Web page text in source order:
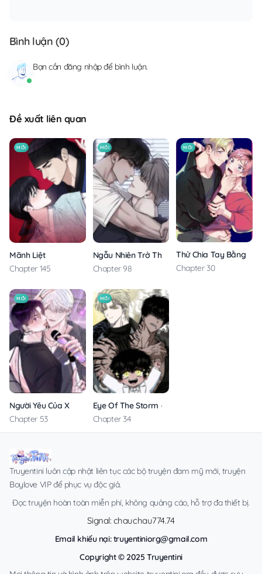
Bình luận (0)
Bạn cần đăng nhậpđể bình luận.
Đề xuất liên quan
MỚI
Mãnh Liệt
Chapter 145
MỚI
Ngẫu Nhiên Trở Thành Vận Mệnh
Chapter 98
MỚI
Thử Chia Tay Bằng
Chapter 30
MỚI
Người Yêu Của X
Chapter 53
MỚI
Eye Of The Storm – Không Che
Chapter 34
Truyentini luôn cập nhật liên tục các bộ truyện đam mỹ mới, truyện
Boylove VIP để phục vụ độc giả.
Đọc truyện hoàn toàn miễn phí, không quảng cáo, hỗ trợ đa thiết bị.
Signal: chauchau774.74
Email khiếu nại:truyentiniorg@gmail.com
Copyright © 2025 Truyentini